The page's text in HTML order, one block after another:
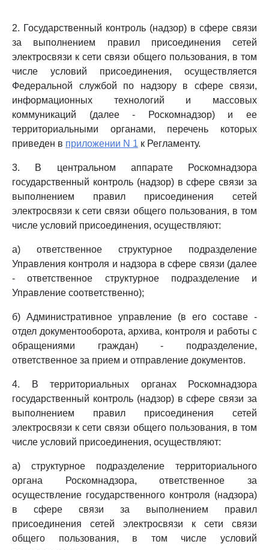
2. Государственный контроль (надзор) в сфере связи
за выполнением правил присоединения сетей
электросвязи к сети связи общего пользования, в том
числе условий присоединения, осуществляется
Федеральной службой по надзору в сфере связи,
информационных технологий и массовых
коммуникаций (далее - Роскомнадзор) и ее
территориальными органами, перечень которых
приведен в приложении N 1 к Регламенту.
3. В центральном аппарате Роскомнадзора
государственный контроль (надзор) в сфере связи за
выполнением правил присоединения сетей
электросвязи к сети связи общего пользования, в том
числе условий присоединения, осуществляют:
а) ответственное структурное подразделение
Управления контроля и надзора в сфере связи (далее
- ответственное структурное подразделение и
Управление соответственно);
б) Административное управление (в его составе -
отдел документооборота, архива, контроля и работы с
обращениями граждан) - подразделение,
ответственное за прием и отправление документов.
4. В территориальных органах Роскомнадзора
государственный контроль (надзор) в сфере связи за
выполнением правил присоединения сетей
электросвязи к сети связи общего пользования, в том
числе условий присоединения, осуществляют:
а) структурное подразделение территориального
органа Роскомнадзора, ответственное за
осуществление государственного контроля (надзора)
в сфере связи за выполнением правил
присоединения сетей электросвязи к сети связи
общего пользования, в том числе условий